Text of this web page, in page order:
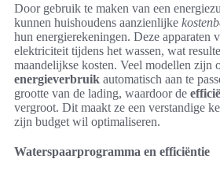
Door gebruik te maken van een
kunnen huishoudens aanzienlijke
hun energierekeningen. Deze apparaten
elektriciteit tijdens het wassen, wat
maandelijkse kosten. Veel modellen zijn
energieverbruik automatisch aan te
grootte van de lading, waardoor de
vergroot. Dit maakt ze een verstandige
zijn budget wil optimaliseren.
Waterspaarprogramma en efficiëntie